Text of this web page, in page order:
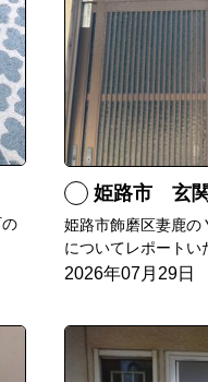
姫路市 玄関
姫路市飾磨区妻鹿の
についてレポートい
2026年07月29日